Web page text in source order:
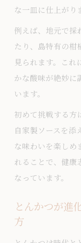
こだわ
アレン
介
アグー豚で
アグー
アグー
東京の
由
アグー
の秘密
ー特集
な一皿に仕上がり
例えば、地元で採
たり、島特有の柑
見られます。これ
かな酸味が絶妙に
います。
初めて挑戦する方
自家製ソースを添
な味わいを楽しめ
れることで、健康
なっています。
とんかつが進
方